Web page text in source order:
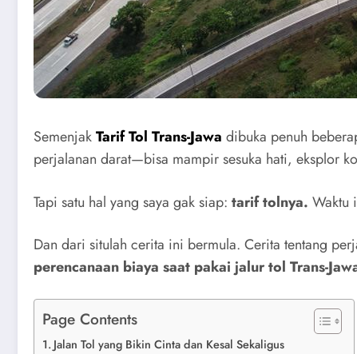
SemenjakTarif Tol Trans-Jawa dibuka penuh
perjalanan darat—bisa mampir sesuka hati, eksplor
Tapi satu hal yang saya gak siap: tarif tolnya. Waktu
Dan dari situlah cerita ini bermula. Cerita tentang
perencanaan biaya saat pakai jalur tol Trans-
Page Contents
Jalan Tol yang Bikin Cinta dan Kesal Sekaligus